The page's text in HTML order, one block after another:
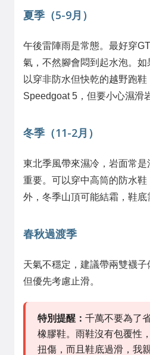
夏季（5-9月）
午後雷陣雨是常態。最好穿
氣，不然腳會悶到起水泡。
以穿非防水但快乾的越野跑
Speedgoat 5，但要小心濕滑
冬季（11-2月）
東北季風帶來濕冷，岩面常
重要。可以穿中高筒的防水
外，冬季山頂可能結霜，鞋底
春秋過渡季
天氣不穩定，建議帶兩雙襪
但優先考慮止滑。
特別提醒： 千萬不要為了
橡膠鞋。雨鞋沒有包覆性
扭傷，而且鞋底過滑，我